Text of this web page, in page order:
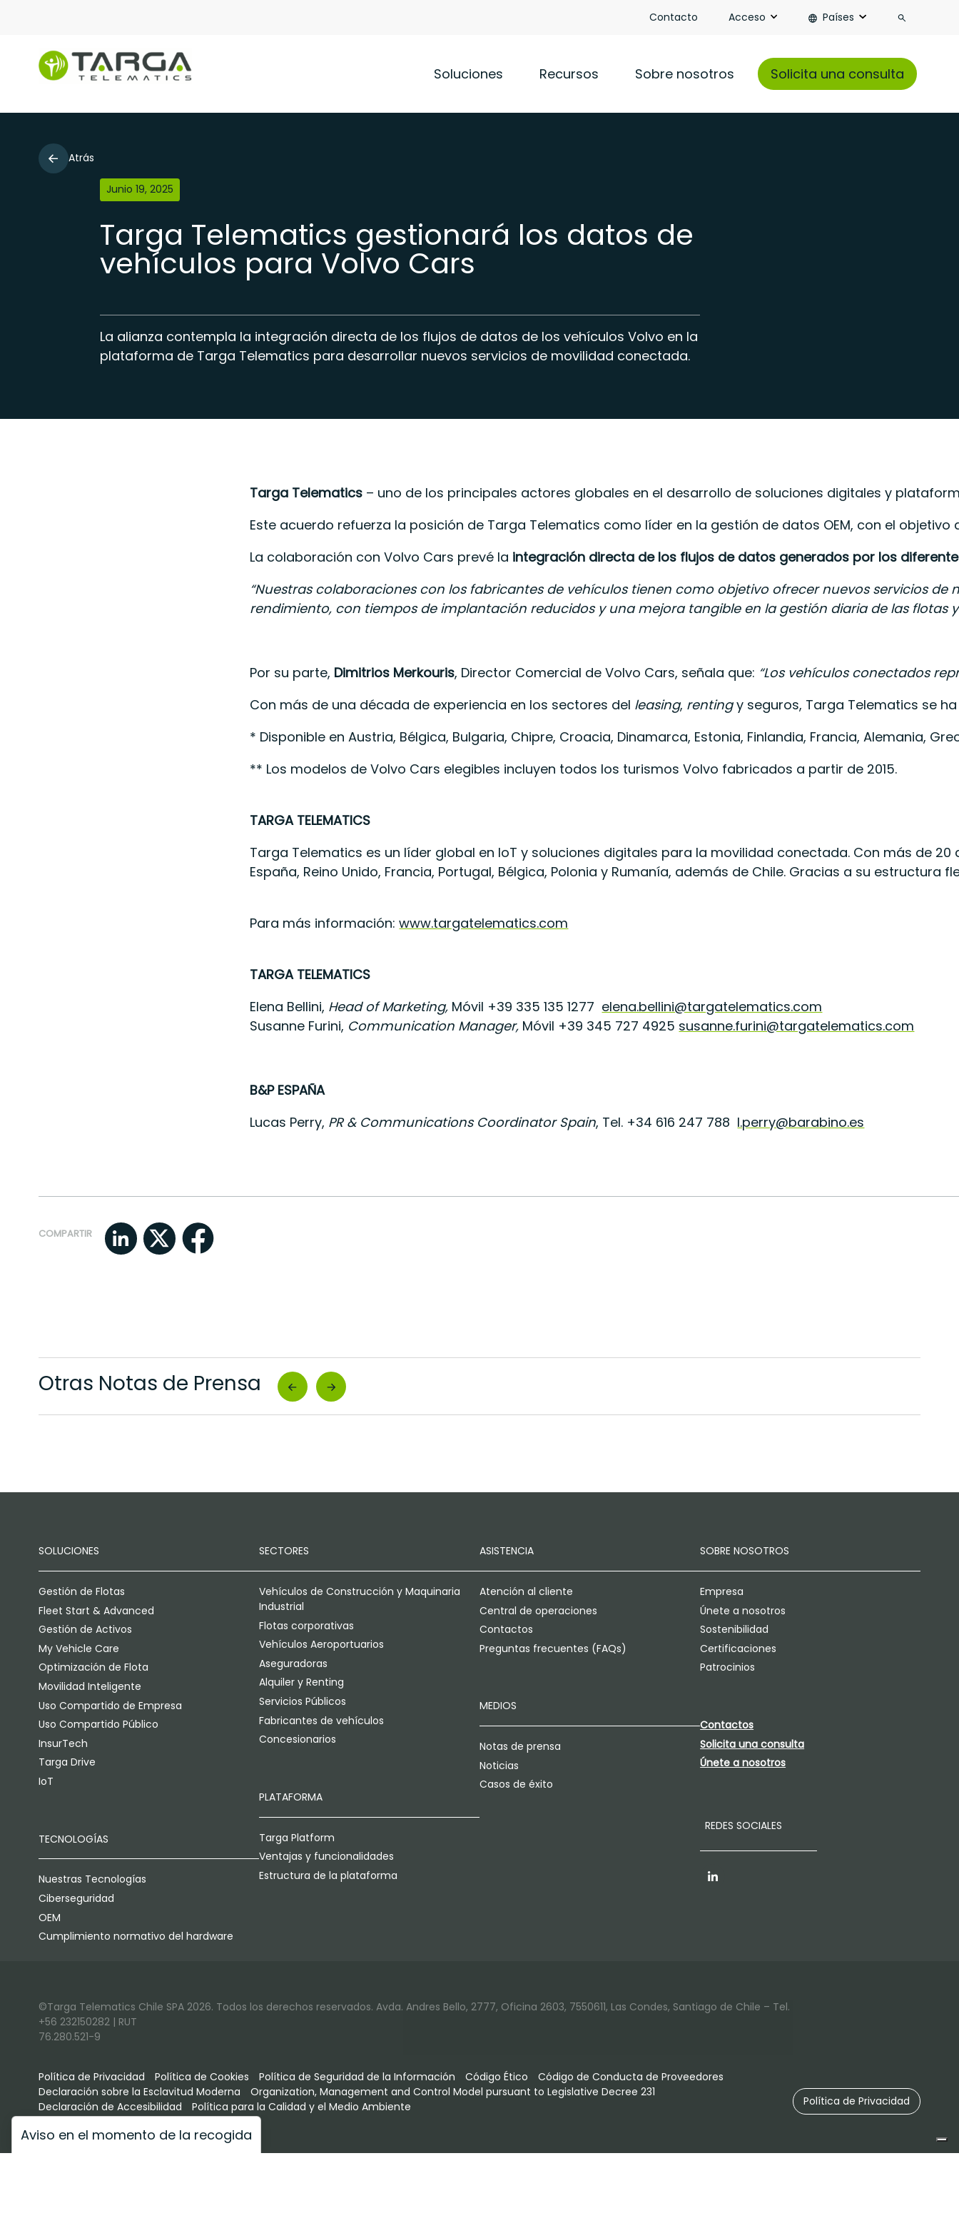
Contacto Acceso Países
Soluciones Recursos Sobre nosotros Solicita una consulta
Atrás
Junio 19, 2025
Targa Telematics gestionará los datos de
vehículos para Volvo Cars
La alianza contempla la integración directa de los flujos de datos de los vehículos Volvo en la
plataforma de Targa Telematics para desarrollar nuevos servicios de movilidad conectada.
Targa Telematics – uno de los principales actores globales en el desarrollo de soluciones digitales y
Este acuerdo refuerza la posición de Targa Telematics como líder en la gestión de datos OEM, con el
La colaboración con Volvo Cars prevé la integración directa de los flujos de datos generados por los
“Nuestras colaboraciones con los fabricantes de vehículos tienen como objetivo ofrecer nuevos servicios
rendimiento, con tiempos de implantación reducidos y una mejora tangible en la gestión diaria de las flotas
Por su parte, Dimitrios Merkouris, Director Comercial de Volvo Cars, señala que: “Los vehículos conectados
Con más de una década de experiencia en los sectores del leasing, rentingy seguros, Targa Telematics se
* Disponible en Austria, Bélgica, Bulgaria, Chipre, Croacia, Dinamarca, Estonia, Finlandia, Francia, Alemania,
** Los modelos de Volvo Cars elegibles incluyen todos los turismos Volvo fabricados a partir de 2015.
TARGA TELEMATICS
Targa Telematics es un líder global en IoT y soluciones digitales para la movilidad conectada. Con más de
España, Reino Unido, Francia, Portugal, Bélgica, Polonia y Rumanía, además de Chile. Gracias a su
Para más información:www.targatelematics.com
TARGA TELEMATICS
Elena Bellini, Head of Marketing, Móvil +39 335 135 1277 elena.bellini@targatelematics.com
Susanne Furini, Communication Manager, Móvil +39 345 727 4925 susanne.furini@targatelematics.com
B&P ESPAÑA
Lucas Perry, PR & Communications Coordinator Spain, Tel. +34 616 247 788 l.perry@barabino.es
COMPARTIR
Otras Notas de Prensa
SOLUCIONES
Gestión de Flotas
Fleet Start & Advanced
Gestión de Activos
My Vehicle Care
Optimización de Flota
Movilidad Inteligente
Uso Compartido de Empresa
Uso Compartido Público
InsurTech
Targa Drive
IoT
TECNOLOGÍAS
Nuestras Tecnologías
Ciberseguridad
OEM
Cumplimiento normativo del hardware
SECTORES
Vehículos de Construcción y Maquinaria
Industrial
Flotas corporativas
Vehículos Aeroportuarios
Aseguradoras
Alquiler y Renting
Servicios Públicos
Fabricantes de vehículos
Concesionarios
PLATAFORMA
Targa Platform
Ventajas y funcionalidades
Estructura de la plataforma
ASISTENCIA
Atención al cliente
Central de operaciones
Contactos
Preguntas frecuentes (FAQs)
MEDIOS
Notas de prensa
Noticias
Casos de éxito
SOBRE NOSOTROS
Empresa
Únete a nosotros
Sostenibilidad
Certificaciones
Patrocinios
Contactos
Solicita una consulta
Únete a nosotros
REDES SOCIALES
LinkedIn
©Targa Telematics Chile SPA 2026. Todos los derechos reservados. Avda. Andres Bello, 2777, Oficina 2603, 7550611, Las Condes, Santiago de Chile – Tel.
+56 232150282 | RUT
76.280.521-9
Política de Privacidad Política de Cookies Política de Seguridad de la Información Código Ético
Código de Conducta de Proveedores
Declaración sobre la Esclavitud Moderna
Organization, Management and Control Model pursuant to Legislative Decree 231
Declaración de Accesibilidad
Política para la Calidad y el Medio Ambiente Política de Privacidad
Aviso en el momento de la recogida